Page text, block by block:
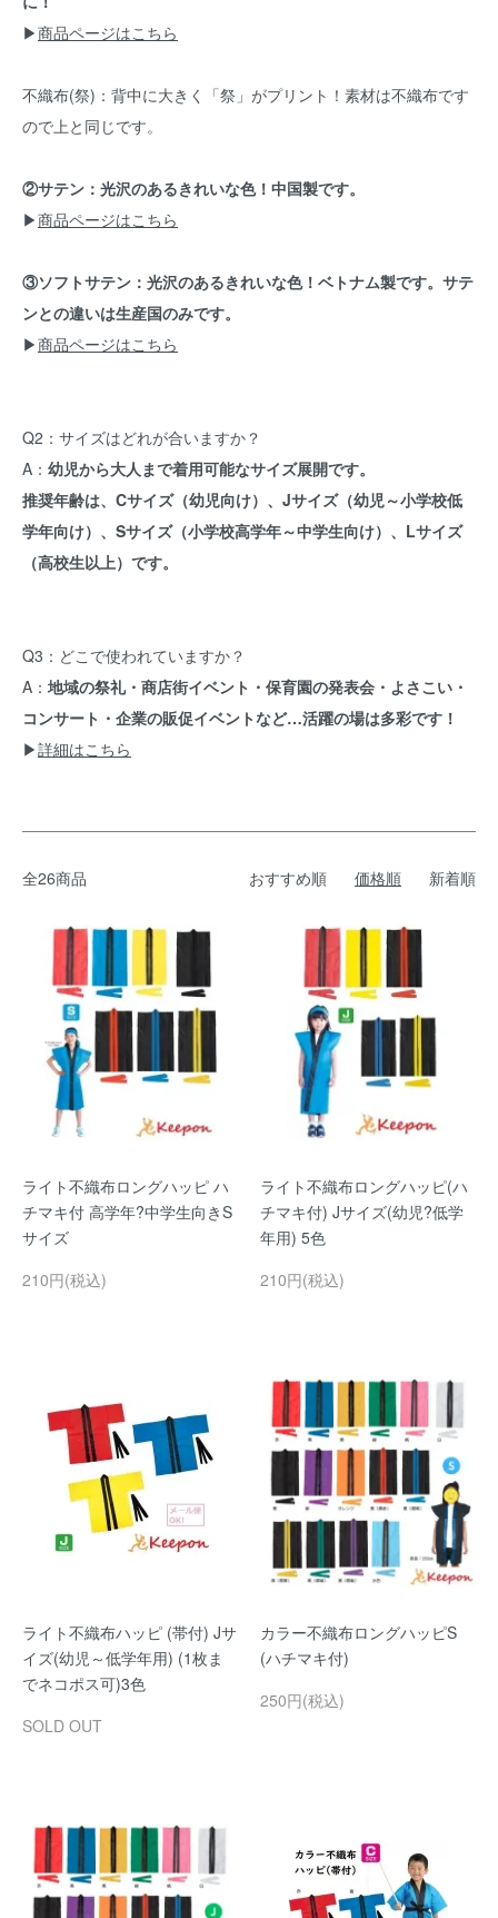
▶商品ページはこちら
不織布(祭)：背中に大きく「祭」がプリント！素材は不織布です
ので上と同じです。
②サテン：光沢のあるきれいな色！中国製です。
▶商品ページはこちら
③ソフトサテン：光沢のあるきれいな色！ベトナム製です。サテ
ンとの違いは生産国のみです。
▶商品ページはこちら
Q2：サイズはどれが合いますか？
A： 幼児から大人まで着用可能なサイズ展開です。
推奨年齢は、Cサイズ（幼児向け）、Jサイズ（幼児～小学校低
学年向け）、Sサイズ（小学校高学年～中学生向け）、Lサイズ
（高校生以上）です。
Q3：どこで使われていますか？
A： 地域の祭礼・商店街イベント・保育園の発表会・よさこい・
コンサート・企業の販促イベントなど…活躍の場は多彩です！
▶詳細はこちら
全26商品 おすすめ順 価格順 新着順
ライト不織布ロングハッピ ハ
チマキ付 高学年?中学生向きS
サイズ
210円(税込)
ライト不織布ロングハッピ(ハ
チマキ付) Jサイズ(幼児?低学
年用) 5色
210円(税込)
ライト不織布ハッピ (帯付) Jサ
イズ(幼児～低学年用) (1枚ま
でネコポス可)3色
SOLD OUT
カラー不織布ロングハッピS
(ハチマキ付)
250円(税込)